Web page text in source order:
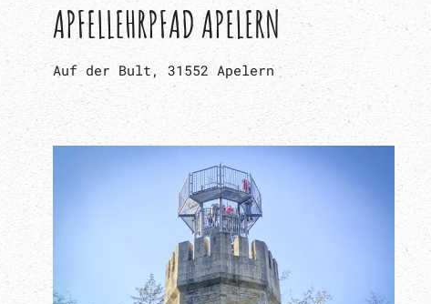
APFELLEHRPFAD APELERN
Auf der Bult, 31552 Apelern